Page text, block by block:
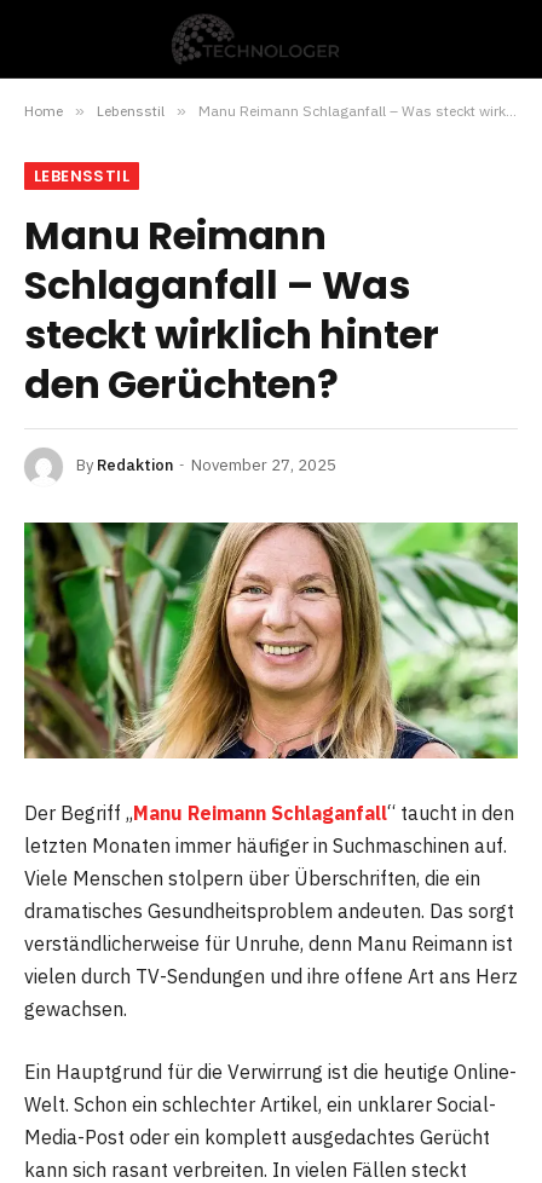
Home » Lebensstil » Manu Reimann Schlaganfall – Was steckt wirklich hinter den Gerüchten?
LEBENSSTIL
Manu Reimann
Schlaganfall – Was
steckt wirklich hinter
den Gerüchten?
By Redaktion November 27, 2025
Der Begriff „Manu Reimann Schlaganfall“ taucht in den
letzten Monaten immer häufiger in Suchmaschinen auf.
Viele Menschen stolpern über Überschriften, die ein
dramatisches Gesundheitsproblem andeuten. Das sorgt
verständlicherweise für Unruhe, denn Manu Reimann ist
vielen durch TV-Sendungen und ihre offene Art ans Herz
gewachsen.
Ein Hauptgrund für die Verwirrung ist die heutige Online-
Welt. Schon ein schlechter Artikel, ein unklarer Social-
Media-Post oder ein komplett ausgedachtes Gerücht
kann sich rasant verbreiten. In vielen Fällen steckt